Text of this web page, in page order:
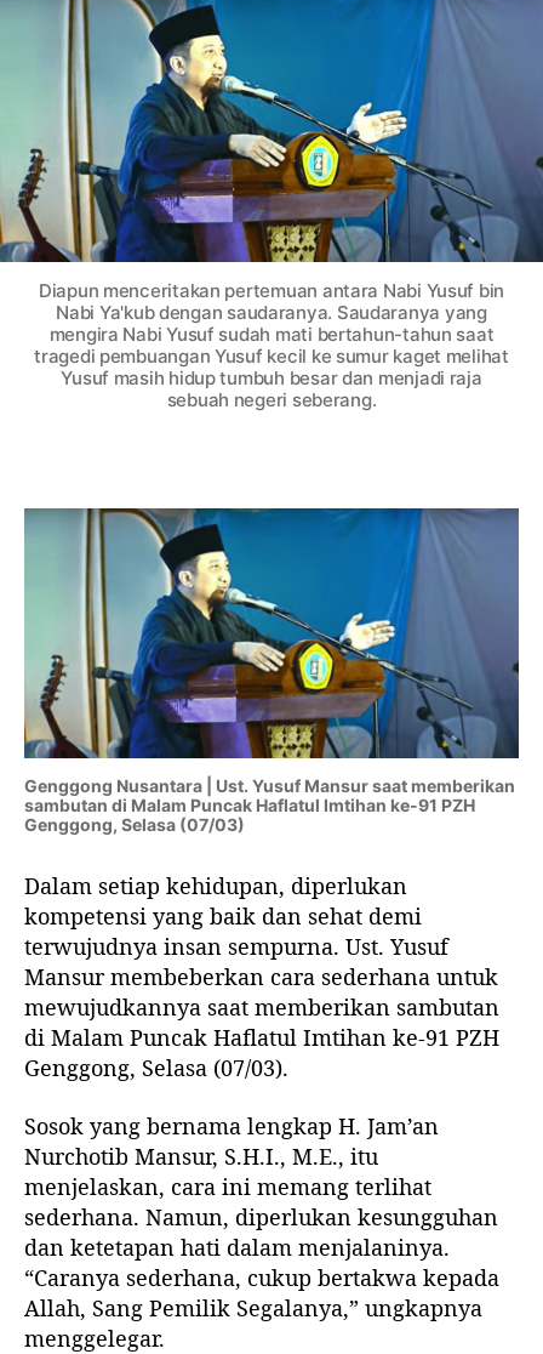
n
a
r
t
i
k
e
l
t
i
k
a
g
u
K
o
m
e
t
e
n
s
a
b
i
?
I
n
K
a
Y
u
s
f
M
a
u
r
Diapun menceritakan pertemuan antara Nabi Yusuf bin
Nabi Ya'kub dengan saudaranya. Saudaranya yang
mengira Nabi Yusuf sudah mati bertahun-tahun saat
tragedi pembuangan Yusuf kecil ke sumur kaget melihat
Yusuf masih hidup tumbuh besar dan menjadi raja
sebuah negeri seberang.
Genggong Nusantara | Ust. Yusuf Mansur saat memberikan
sambutan di Malam Puncak Haflatul Imtihan ke-91 PZH
Genggong, Selasa (07/03)
Dalam setiap kehidupan, diperlukan
kompetensi yang baik dan sehat demi
terwujudnya insan sempurna. Ust. Yusuf
Mansur membeberkan cara sederhana untuk
mewujudkannya saat memberikan sambutan
di Malam Puncak Haflatul Imtihan ke-91 PZH
Genggong, Selasa (07/03).
Sosok yang bernama lengkap H. Jam’an
Nurchotib Mansur, S.H.I., M.E., itu
menjelaskan, cara ini memang terlihat
sederhana. Namun, diperlukan kesungguhan
dan ketetapan hati dalam menjalaninya.
“Caranya sederhana, cukup bertakwa kepada
Allah, Sang Pemilik Segalanya,” ungkapnya
menggelegar.